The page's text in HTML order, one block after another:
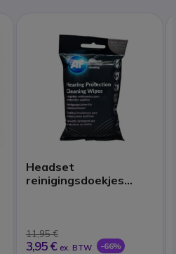
Headset
reinigingsdoekjes
11,95 €
3,95 € ex. BTW -66%